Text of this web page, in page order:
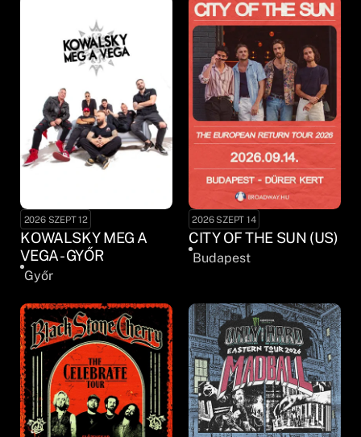
2026 SZEPT 12
KOWALSKY MEG A
VEGA - GYŐR
Győr
2026 SZEPT 14
CITY OF THE SUN (US)
Budapest